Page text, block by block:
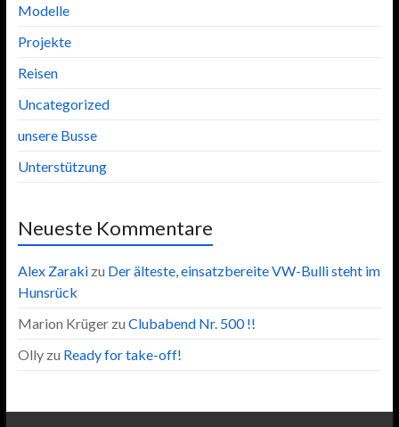
Modelle
Projekte
Reisen
Uncategorized
unsere Busse
Unterstützung
Neueste Kommentare
Alex Zarakizu Der älteste, einsatzbereite VW-Bulli steht im
Hunsrück
Marion Krügerzu Clubabend Nr. 500 !!
Ollyzu Ready for take-off!